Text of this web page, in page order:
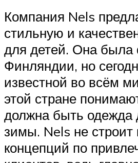
Компания Nels
стильную и
для детей. Она была
Финляндии, но
известной во всём
этой стране
должна быть одежда
зимы. Nels не строит
концепций по